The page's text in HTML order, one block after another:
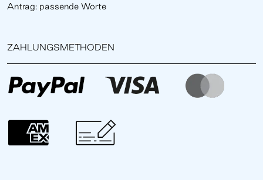
Antrag: passende Worte
ZAHLUNGSMETHODEN